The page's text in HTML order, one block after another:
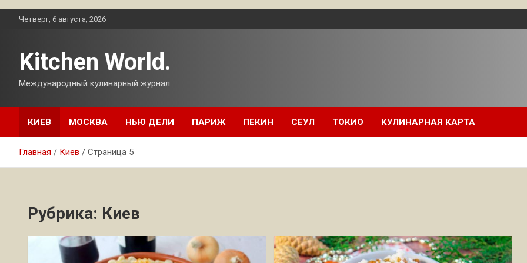
ПерейтиЧетверг, 6 августа, 2026
Kitchen World.
Международный кулинарный журнал.
КИЕВ МОСКВА НЬЮ ДЕЛИ ПАРИЖ ПЕКИН СЕУЛ ТОКИО КУЛИНАРНАЯ КАРТА
Главная Киев Страница 5
Рубрика: Киев